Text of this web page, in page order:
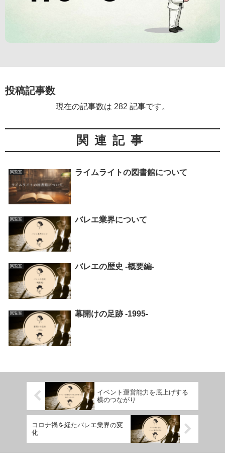
投稿記事数
現在の記事数は 282 記事です。
関連記事
閲覧室 ライムライトの図書館について
閲覧室 バレエ業界について
閲覧室 バレエの歴史 -概要編-
閲覧室 幕開けの足跡 -1995-
イベント運営能力を底上げする
横のつながり
コロナ禍を経たバレエ業界の変
化